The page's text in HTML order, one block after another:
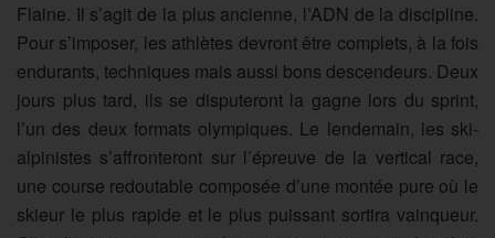
Flaine. Il s’agit de la plus ancienne, l’ADN de la discipline.
Pour s’imposer, les athlètes devront être complets, à la fois
endurants, techniques mais aussi bons descendeurs. Deux
jours plus tard, ils se disputeront la gagne lors du sprint,
l’un des deux formats olympiques. Le lendemain, les ski-
alpinistes s’affronteront sur l’épreuve de la vertical race,
une course redoutable composée d’une montée pure où le
skieur le plus rapide et le plus puissant sortira vainqueur.